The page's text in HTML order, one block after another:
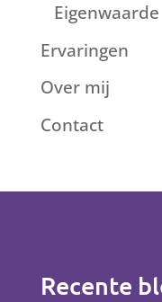
Eigenwaarde
Ervaringen
Over mij
Contact
Recente